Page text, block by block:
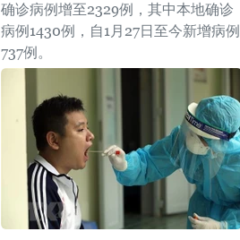
确诊病例增至2329例，其中本地确诊
病例1430例，自1月27日至今新增病例
737例。